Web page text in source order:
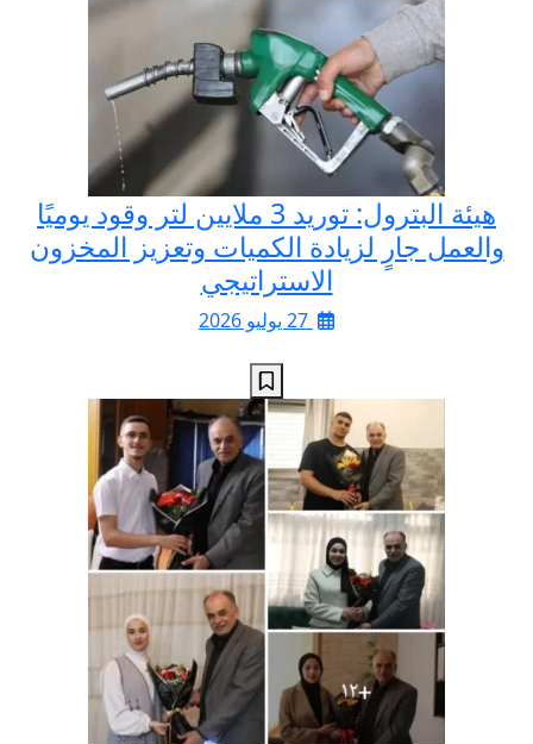
هيئة البترول: توريد 3 ملايين لتر وقود يوميًا
والعمل جارٍ لزيادة الكميات وتعزيز المخزون
الاستراتيجي